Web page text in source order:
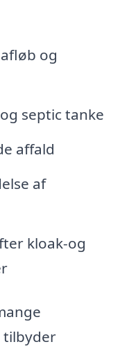
og
septic tanke
affald
af
kloak-og
tilbyder